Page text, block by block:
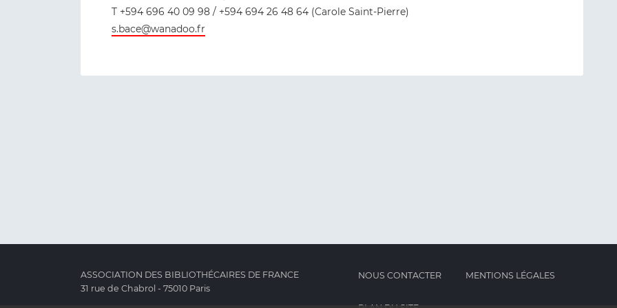
T +594 696 40 09 98 / +594 694 26 48 64 (Carole Saint-Pierre)
s.bace@wanadoo.fr
ASSOCIATION DES BIBLIOTHÉCAIRES DE FRANCE
31 rue de Chabrol - 75010 Paris
NOUS CONTACTER MENTIONS LÉGALES